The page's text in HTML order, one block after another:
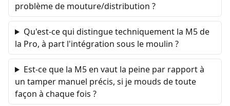
problème de mouture/distribution ?
Qu'est-ce qui distingue techniquement la M5 de
la Pro, à part l'intégration sous le moulin ?
Est-ce que la M5 en vaut la peine par rapport à
un tamper manuel précis, si je mouds de toute
façon à chaque fois ?